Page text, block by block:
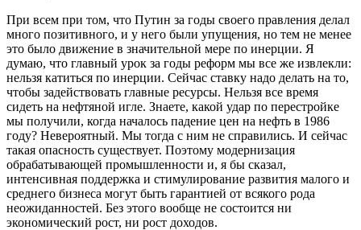
При всем при том, что Путин за годы своего правления делал
много позитивного, и у него были упущения, но тем не менее
это было движение в значительной мере по инерции. Я
думаю, что главный урок за годы реформ мы все же извлекли:
нельзя катиться по инерции. Сейчас ставку надо делать на то,
чтобы задействовать главные ресурсы. Нельзя все время
сидеть на нефтяной игле. Знаете, какой удар по перестройке
мы получили, когда началось падение цен на нефть в 1986
году? Невероятный. Мы тогда с ним не справились. И сейчас
такая опасность существует. Поэтому модернизация
обрабатывающей промышленности и, я бы сказал,
интенсивная поддержка и стимулирование развития малого и
среднего бизнеса могут быть гарантией от всякого рода
неожиданностей. Без этого вообще не состоится ни
экономический рост, ни рост доходов.